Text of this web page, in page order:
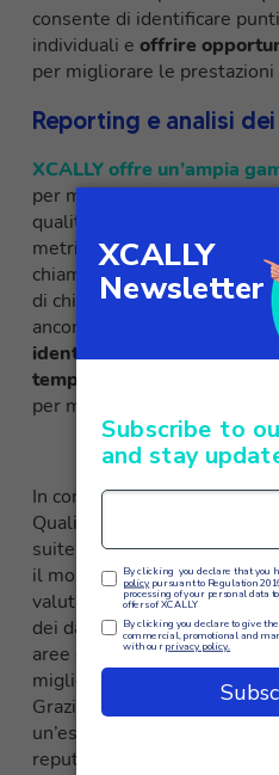
consente di identificare
individuali e offrire
per migliorare le
Reporting e analisi
XCALLY offre un’ampia
per monitorare le
qualità del servizio. I report
metriche chiave come il
chiamate, la soddisfazione
di chiamate risolte al primo
ancora. Questi dati
identificare tendenze,
tempo e prendere
per migliorare
In conclusione,XCALLY
Quality Analysis
suite omnicanale dedicata
il monitoraggio delle
valutazione delle
dei dati, XCALLY consente
aree di miglioramento,
migliorare la soddisfazione
Grazie a XCALLY, le aziende
un’esperienza del cliente
reputazione solida basata